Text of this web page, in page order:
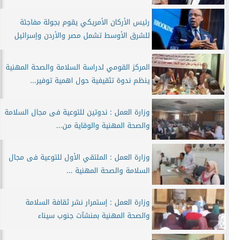
رئيس الأركان الأمريكي يقوم بجولة مفاجئة
للشرق الأوسط تشمل مصر والأردن وإسرائيل
المركز القومي لدراسة السلامة والصحة المهنية
ينظم ندوة تثقيفية حول اهمية توفير...
وزارة العمل : ندوتين للتوعية فى مجال السلامة
والصحة المهنية والوقاية من...
وزارة العمل : الملتقي الأول للتوعية فى مجال
السلامة والصحة المهنية ...
وزارة العمل : إستمرار نشر ثقافة السلامة
والصحة المهنية بمنشآت جنوب سيناء